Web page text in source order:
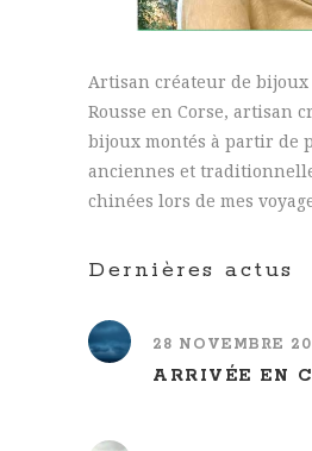
Artisan créateur de
Rousse en Corse, artisan
bijoux montés à partir de
anciennes et
chinées lors de mes
Dernières actus
28 NOVEMBRE
ARRIVÉE EN